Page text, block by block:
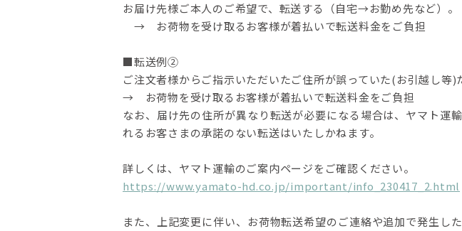
お届け先様ご本人のご希望で、転送する（自宅→お勤め先など）。
→ お荷物を受け取るお客様が着払いで転送料金をご負担
■転送例②
ご注文者様からご指示いただいたご住所が誤っていた(お引越し等)
→ お荷物を受け取るお客様が着払いで転送料金をご負担
なお、届け先の住所が異なり転送が必要になる場合は、ヤマト運
れるお客さまの承諾のない転送はいたしかねます。
詳しくは、ヤマト運輸のご案内ページをご確認ください。
https://www.yamato-hd.co.jp/important/info_230417_2.html
また、上記変更に伴い、お荷物転送希望のご連絡や追加で発生し